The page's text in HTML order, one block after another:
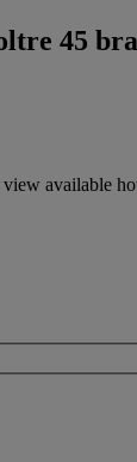
45
available